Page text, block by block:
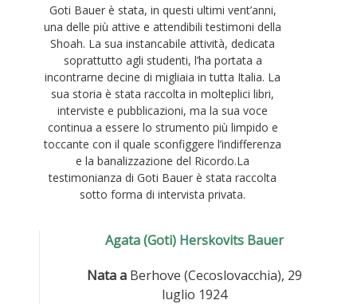
Goti Bauer è stata, in questi ultimi vent’anni,
una delle più attive e attendibili testimoni della
Shoah. La sua instancabile attività, dedicata
soprattutto agli studenti, l’ha portata a
incontrarne decine di migliaia in tutta Italia. La
sua storia è stata raccolta in molteplici libri,
interviste e pubblicazioni, ma la sua voce
continua a essere lo strumento più limpido e
toccante con il quale sconfiggere l’indifferenza
e la banalizzazione del Ricordo.La
testimonianza di Goti Bauer è stata raccolta
sotto forma di intervista privata.
Agata (Goti) Herskovits Bauer
Nata a Berhove (Cecoslovacchia), 29
luglio 1924